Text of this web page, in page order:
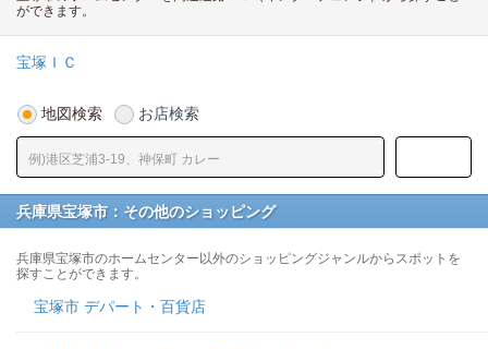
ができます。
宝塚ＩＣ
地図検索 お店検索
兵庫県宝塚市：その他のショッピング
兵庫県宝塚市のホームセンター以外のショッピングジャンルからスポットを
探すことができます。
宝塚市 デパート・百貨店